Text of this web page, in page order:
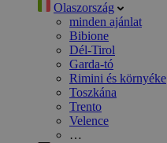
Olaszország
minden ajánlat
Bibione
Dél-Tirol
Garda-tó
Rimini és környéke
Toszkána
Trento
Velence
…